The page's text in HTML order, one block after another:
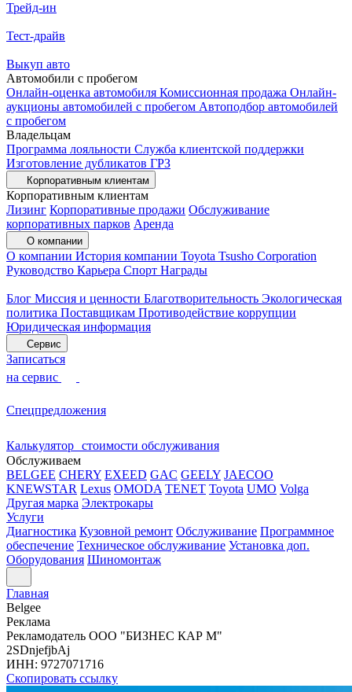
Трейд-ин
Тест-драйв
Выкуп авто
Автомобили с пробегом
Онлайн-оценка автомобиля Комиссионная продажа Онлайн-
аукционы автомобилей с пробегом Автоподбор автомобилей
с пробегом
Владельцам
Программа лояльности Служба клиентской поддержки
Изготовление дубликатов ГРЗ
Корпоративным клиентам
Корпоративным клиентам
Лизинг Корпоративные продажи Обслуживание
корпоративных парков Аренда
О компании
О компании История компании Toyota Tsusho Corporation
Руководство Карьера Спорт Награды
Блог Миссия и ценности Благотворительность Экологическая
политика Поставщикам Противодействие коррупции
Юридическая информация
Сервис
Записаться
на сервис
Спецпредложения
Калькулятор стоимости обслуживания
Обслуживаем
BELGEE CHERY EXEED GAC GEELY JAECOO
KNEWSTAR Lexus OMODA TENET Toyota UMO Volga
Другая марка Электрокары
Услуги
Диагностика Кузовной ремонт Обслуживание Программное
обеспечение Техническое обслуживание Установка доп.
Оборудования Шиномонтаж
Главная
Belgee
Реклама
Рекламодатель ООО "БИЗНЕС КАР М"
2SDnjefjbAj
ИНН: 9727071716
Скопировать ссылку